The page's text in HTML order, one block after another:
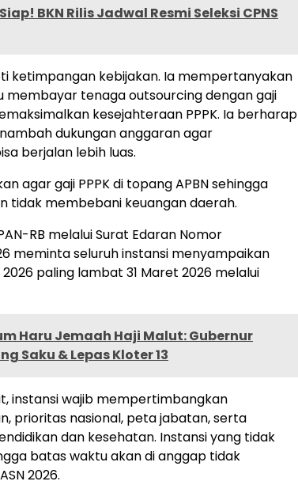
BKN Rilis Jadwal Resmi Seleksi CPNS
ketimpangan kebijakan. Ia mempertanyakan
membayar tenaga outsourcing dengan gaji
kesejahteraan PPPK. Ia berharap
dukungan anggaran agar
berjalan lebih luas.
agar gaji PPPK di topang APBN sehingga
tidak membebani keuangan daerah.
RB melalui Surat Edaran Nomor
meminta seluruh instansi menyampaikan
paling lambat 31 Maret 2026 melalui
Haru Jemaah Haji Malut: Gubernur
Saku & Lepas Kloter 13
instansi wajib mempertimbangkan
prioritas nasional, peta jabatan, serta
dan kesehatan. Instansi yang tidak
batas waktu akan di anggap tidak
2026.